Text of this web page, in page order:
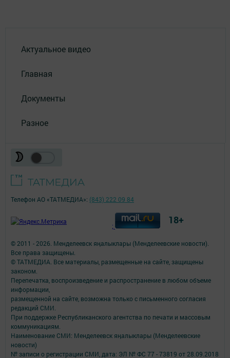
Актуальное видео
Главная
Документы
Разное
© 2011 - 2026. Менделеевск яӊалыклары (Менделеевские новости).
Все права защищены.
© ТАТМЕДИА. Все материалы, размещенные на сайте, защищены
законом.
Перепечатка, воспроизведение и распространение в любом объеме
информации,
размещенной на сайте, возможна только с письменного согласия
редакций СМИ.
При поддержке Республиканского агентства по печати и массовым
коммуникациям.
Наименование СМИ: Менделеевск яӊалыклары (Менделеевские
новости)
№ записи о регистрации СМИ, дата: ЭЛ № ФС 77 - 73819 от 28.09.2018
Телефон АО «ТАТМЕДИА»: (843) 222 09 84
; 18+